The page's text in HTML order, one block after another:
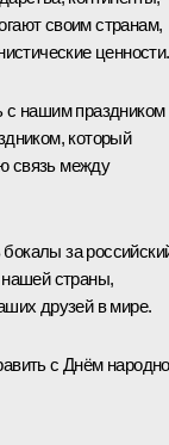
своим странам,
ценности.
с нашим праздником
который
связь между
за
нашей страны,
друзей в мире.
с Днём